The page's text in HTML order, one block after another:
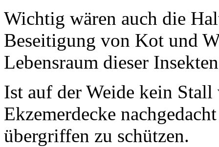
Wichtig wären auch die
Beseitigung von Kot und
Lebensraum dieser
Ist auf der Weide kein
Ekzemerdecke
übergriffen zu schützen.